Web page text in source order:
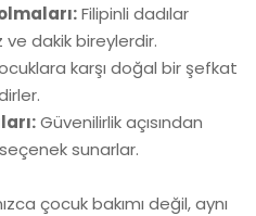
Filipinli dadılar
ve dakik bireylerdir.
karşı doğal bir şefkat
Güvenilirlik açısından
sunarlar.
çocuk bakımı değil, aynı